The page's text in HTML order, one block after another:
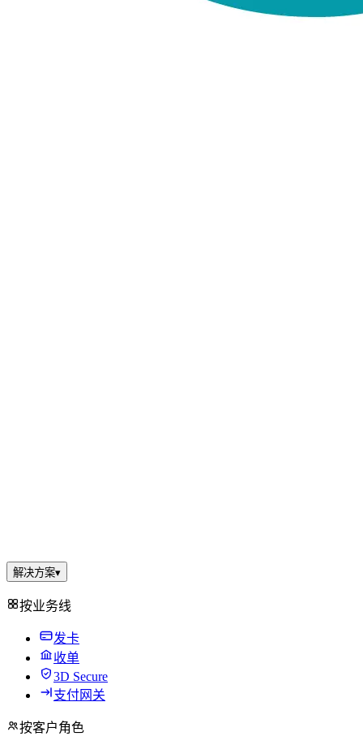
解决方案▾
按业务线
发卡
收单
3D Secure
支付网关
按客户角色